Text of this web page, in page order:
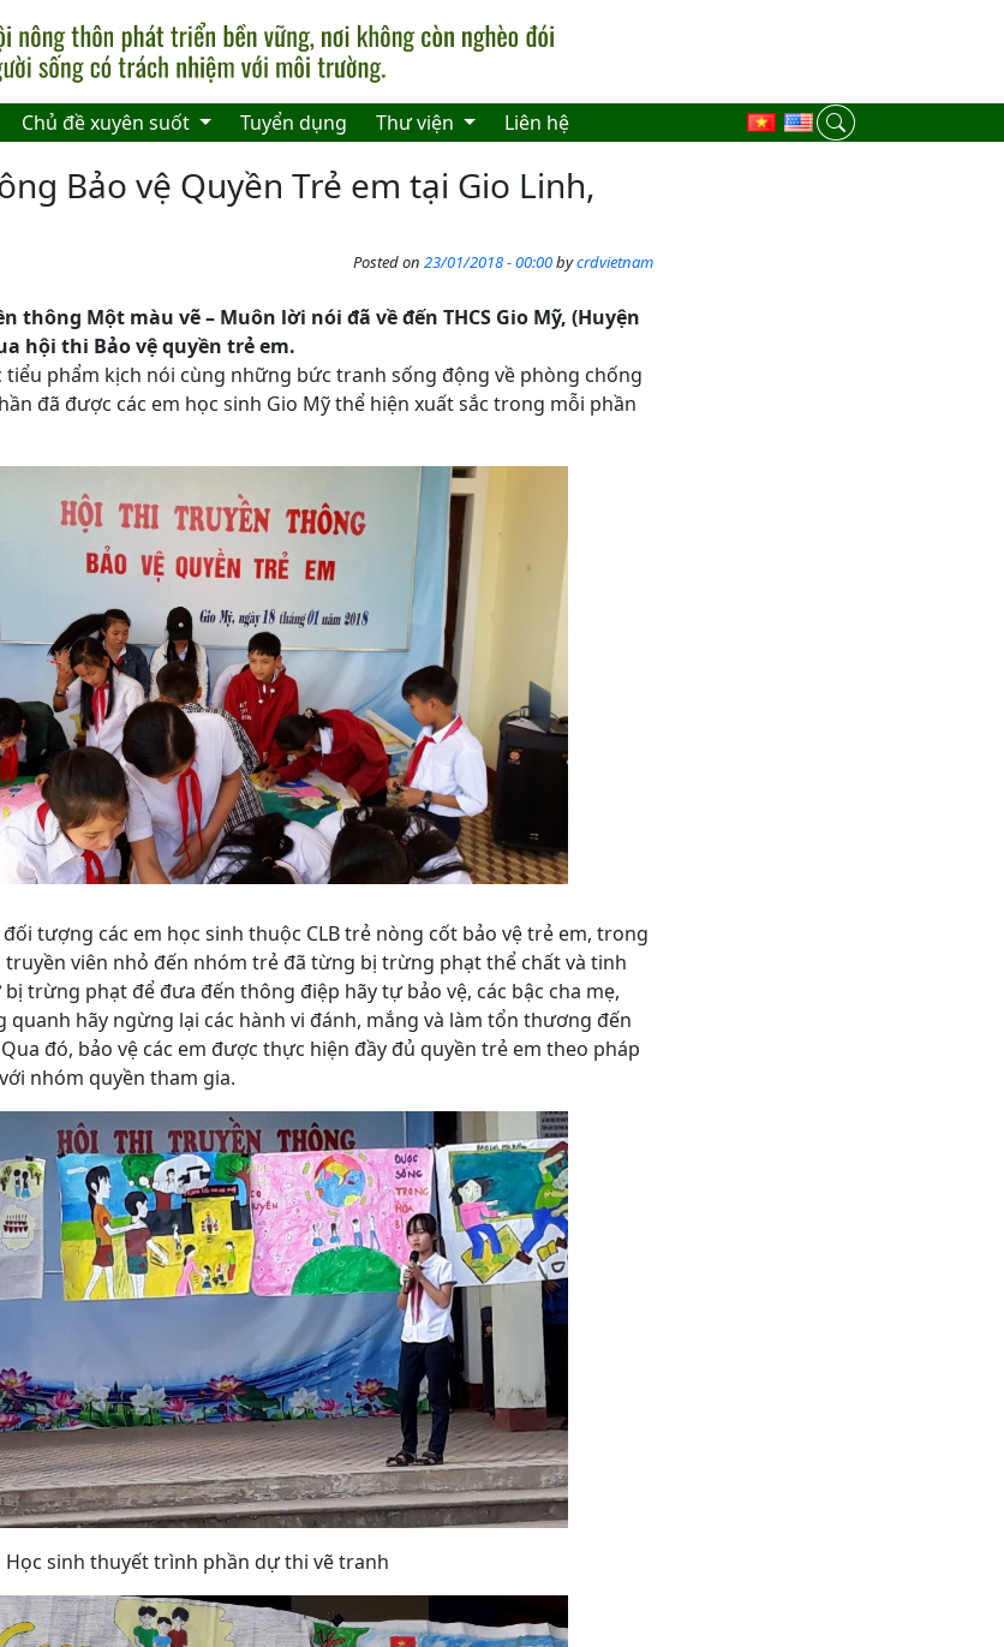
Chủ đề xuyên suốt Tuyển dụng Thư viện Liên hệ
Bảo vệ Quyền Trẻ em tại Gio Linh,
Posted on 23/01/2018 - 00:00bycrdvietnam
thông Một màu vẽ – Muôn lời nói đã về đến THCS Gio Mỹ, (Huyện
hội thi Bảo vệ quyền trẻ em.
tiểu phẩm kịch nói cùng những bức tranh sống động về phòng chống
đã được các em học sinh Gio Mỹ thể hiện xuất sắc trong mỗi phần
tượng các em học sinh thuộc CLB trẻ nòng cốt bảo vệ trẻ em, trong
truyền viên nhỏ đến nhóm trẻ đã từng bị trừng phạt thể chất và tinh
trừng phạt để đưa đến thông điệp hãy tự bảo vệ, các bậc cha mẹ,
hãy ngừng lại các hành vi đánh, mắng và làm tổn thương đến
đó, bảo vệ các em được thực hiện đầy đủ quyền trẻ em theo pháp
nhóm quyền tham gia.
Học sinh thuyết trình phần dự thi vẽ tranh